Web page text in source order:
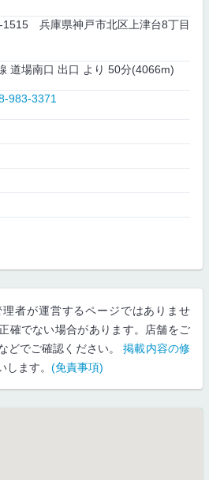
1515 兵庫県神戸市北区上津台8丁目
道場南口 出口 より 50分(4066m)
983-3371
者が運営するページではありませ
確でない場合があります。店舗をご
どでご確認ください。掲載内容の修
します。 (免責事項)